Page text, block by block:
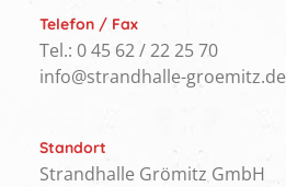
Telefon / Fax
Tel.: 0 45 62 / 22 25 70
info@strandhalle-groemitz.de
Standort
Strandhalle Grömitz GmbH